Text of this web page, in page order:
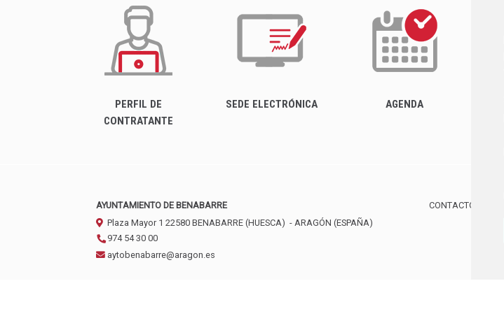
PERFIL DE
CONTRATANTE
SEDE ELECTRÓNICA AGENDA
AYUNTAMIENTO DE BENABARRE
Plaza Mayor 1 22580 BENABARRE (HUESCA) - ARAGÓN (ESPAÑA)
974 54 30 00
aytobenabarre@aragon.es
CONTACTO